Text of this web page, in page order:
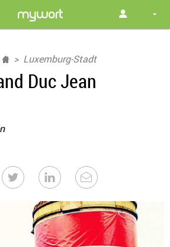
Luxemburg-Stadt
Duc Jean